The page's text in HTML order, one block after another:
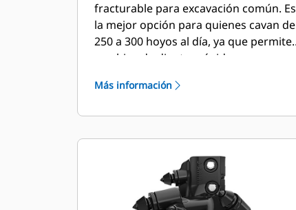
fracturable para excavación común. Es
la mejor opción para quienes cavan de
250 a 300 hoyos al día, ya que permite
cambios de dientes rápidos.
Más información